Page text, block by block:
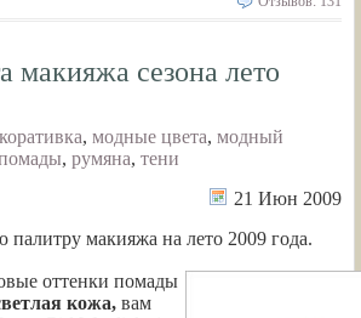
макияжа сезона лето
, модные цвета, модный
, румяна, тени
21 Июн 2009
макияжа на лето 2009 года.
оттенки помады
кожа, вам